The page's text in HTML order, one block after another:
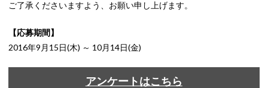
ご了承くださいますよう、お願い申し上げます。
【応募期間】
2016年9月15日(木) ～ 10月14日(金)
アンケートはこちら